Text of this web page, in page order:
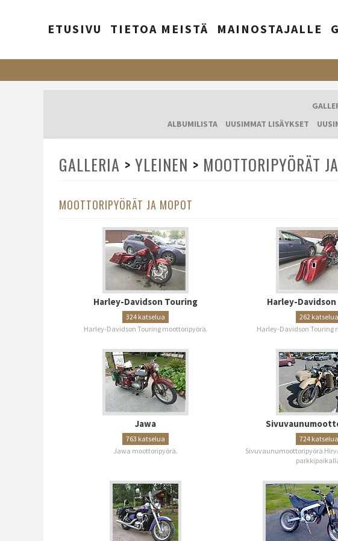
ETUSIVU TIETOA MEISTÄ MAINOSTAJALLE
ALBUMILISTA
UUSIMMAT LISÄYKSET
GALLERIA > YLEINEN > MOOTTORIPYÖRÄT
MOOTTORIPYÖRÄT JA MOPOT
Harley-Davidson Touring
324 katselua
Harley-Davidson Touring moottoripyörä.
Harley-
262 katselua
Harley-Davidson Touring
Jawa
763 katselua
Jawa moottoripyörä.
724 katselua
Sivuvaunumoottoripyörä